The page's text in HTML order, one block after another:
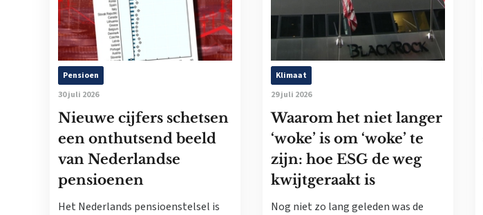
Pensioen
30 juli 2026
Nieuwe cijfers schetsen
een onthutsend beeld
van Nederlandse
pensioenen
Het Nederlands pensioenstelsel is
Klimaat
29 juli 2026
Waarom het niet langer
‘woke’ is om ‘woke’ te
zijn: hoe ESG de weg
kwijtgeraakt is
Nog niet zo lang geleden was de